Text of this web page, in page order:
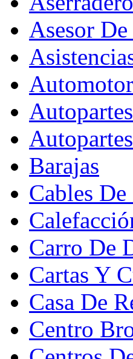
Asesor
Barajas
Cables
Carro De
Cartas Y
Casa De
Centro